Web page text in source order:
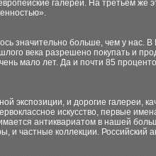
галереи. На третьем же
значительно больше, чем у нас.
века разрешено покупать и
мало лет. Да и почти 85
и дорогие галереи,
искусство, первые
антиквариатом в нашей
и частные коллекции. Российский